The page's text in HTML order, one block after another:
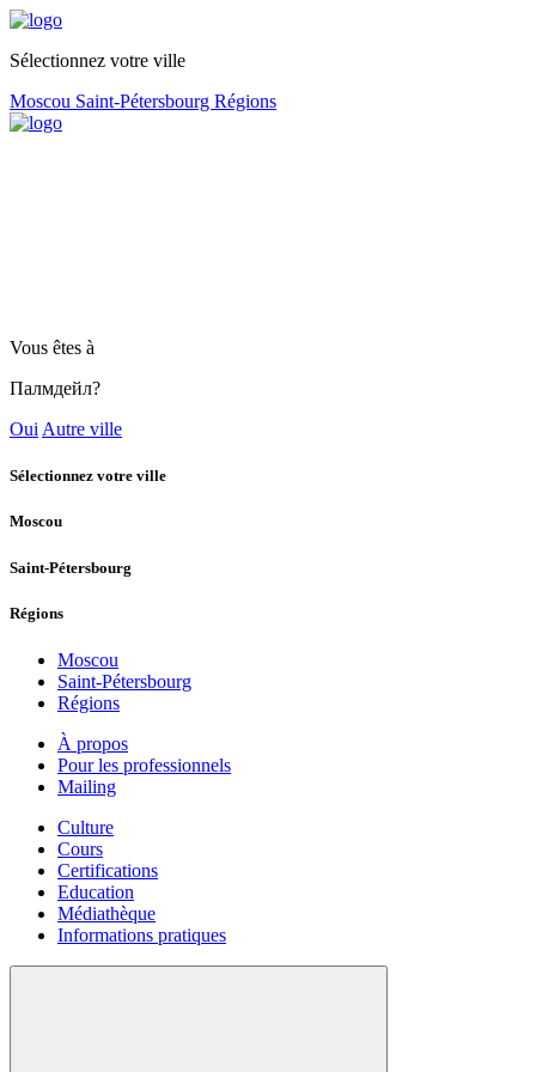
Sélectionnez votre ville
Moscou Saint-Pétersbourg Régions
Vous êtes à
Палмдейл?
Oui Autre ville
Sélectionnez votre ville
Moscou
Saint-Pétersbourg
Régions
Moscou
Saint-Pétersbourg
Régions
À propos
Pour les professionnels
Mailing
Culture
Cours
Certifications
Education
Médiathèque
Informations pratiques